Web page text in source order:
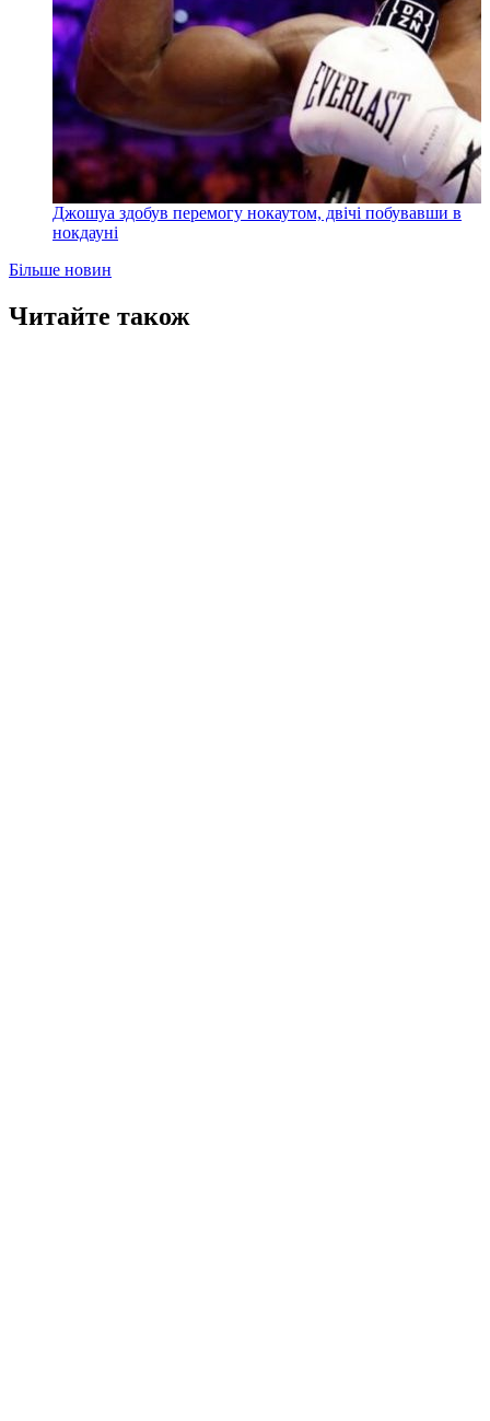
Джошуа здобув перемогу нокаутом, двічі побувавши в
нокдауні
Більше новин
Читайте також